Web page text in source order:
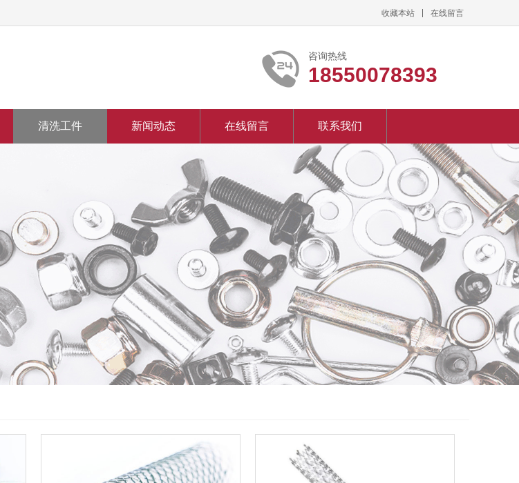
收藏本站 在线留言
咨询热线
18550078393
清洗工件 新闻动态 在线留言 联系我们